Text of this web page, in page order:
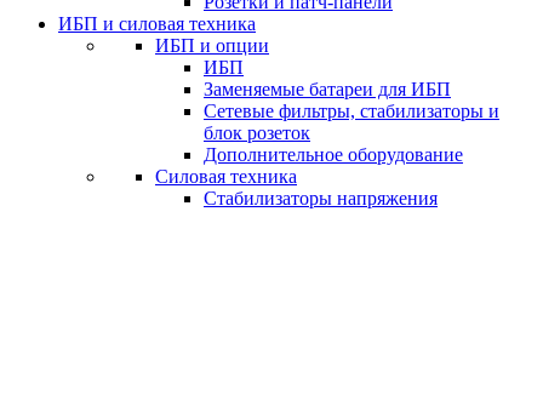
ИБП и силовая техника
ИБП и опции
ИБП
Заменяемые батареи для ИБП
Сетевые фильтры, стабилизаторы и
блок розеток
Дополнительное оборудование
Силовая техника
Стабилизаторы напряжения